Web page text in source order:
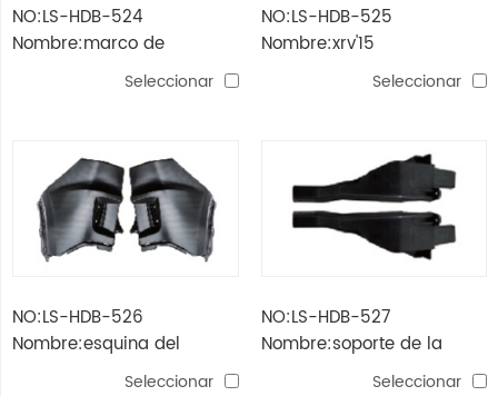
NO:LS-HDB-524
Nombre:marco de
parachoques delantero
Seleccionar
NO:LS-HDB-525
Nombre:xrv'15
parachoques trasero
Seleccionar
NO:LS-HDB-526
Nombre:esquina del
parachoques trasero xrv'15
Seleccionar
NO:LS-HDB-527
Nombre:soporte de la
lámpara de cabeza xrv'15
Seleccionar